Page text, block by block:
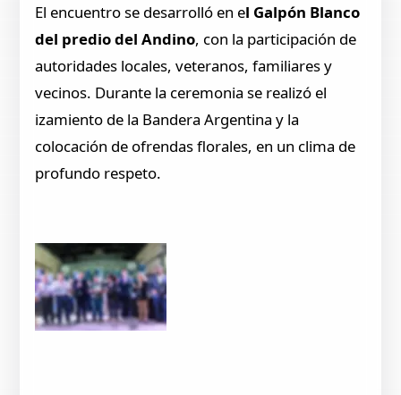
El encuentro se desarrolló en el Galpón Blanco
del predio del Andino, con la participación de
autoridades locales, veteranos, familiares y
vecinos. Durante la ceremonia se realizó el
izamiento de la Bandera Argentina y la
colocación de ofrendas florales, en un clima de
profundo respeto.